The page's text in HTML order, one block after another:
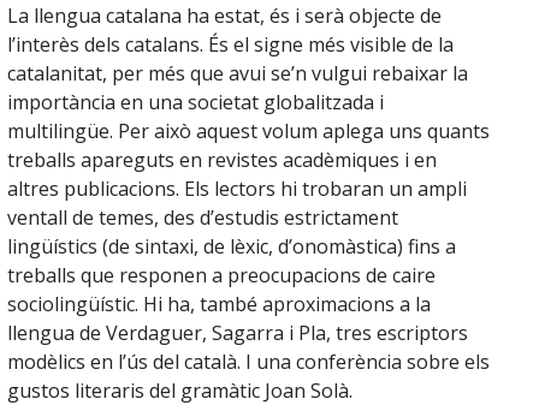
La llengua catalana ha estat, és i serà objecte de
l’interès dels catalans. És el signe més visible de la
catalanitat, per més que avui se’n vulgui rebaixar la
importància en una societat globalitzada i
multilingüe. Per això aquest volum aplega uns quants
treballs apareguts en revistes acadèmiques i en
altres publicacions. Els lectors hi trobaran un ampli
ventall de temes, des d’estudis estrictament
lingüístics (de sintaxi, de lèxic, d’onomàstica) fins a
treballs que responen a preocupacions de caire
sociolingüístic. Hi ha, també aproximacions a la
llengua de Verdaguer, Sagarra i Pla, tres escriptors
modèlics en l’ús del català. I una conferència sobre els
gustos literaris del gramàtic Joan Solà.